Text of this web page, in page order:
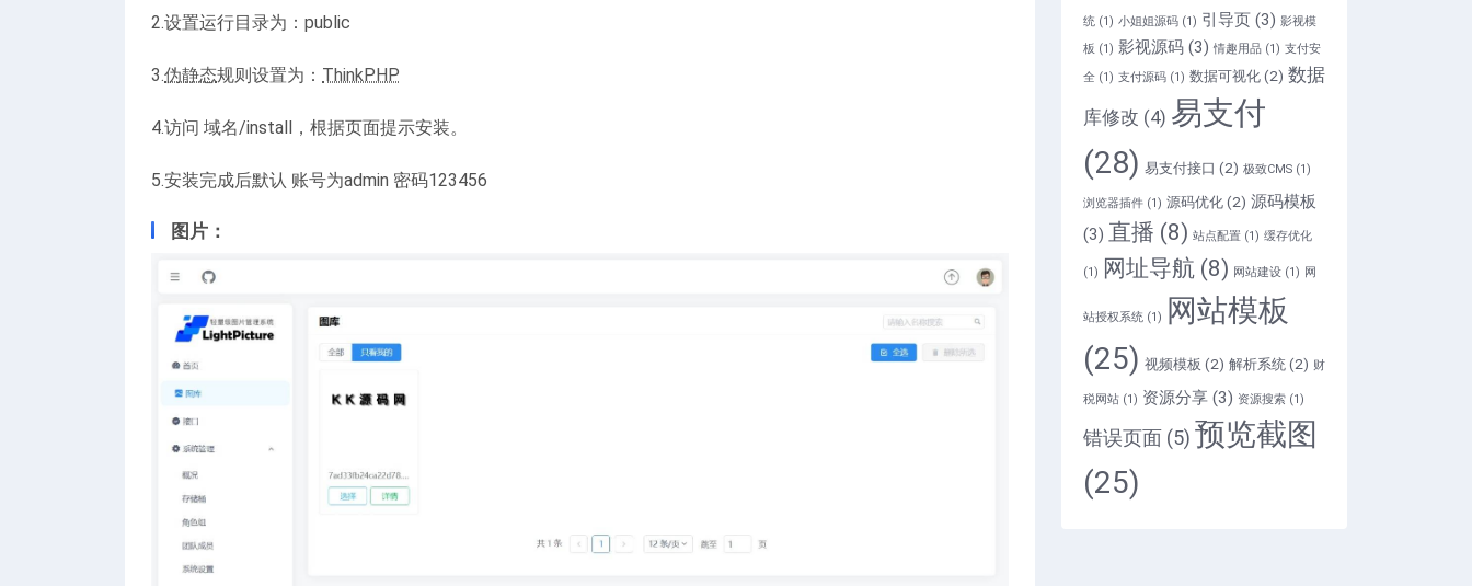
2.设置运行目录为：public
3.伪静态规则设置为： ThinkPHP
4.访问 域名/install，根据页面提示安装。
5.安装完成后默认 账号为admin 密码123456
图片：
统 (1) 小姐姐源码 (1) 引导页 (3) 影视模
板 (1) 影视源码 (3) 情趣用品 (1) 支付安
全 (1) 支付源码 (1) 数据可视化 (2) 数据
库修改 (4) 易支付
(28) 易支付接口 (2) 极致CMS (1)
浏览器插件 (1) 源码优化 (2) 源码模板
(3) 直播 (8) 站点配置 (1) 缓存优化
(1) 网址导航 (8) 网站建设 (1) 网
站授权系统 (1) 网站模板
(25) 视频模板 (2) 解析系统 (2) 财
税网站 (1) 资源分享 (3) 资源搜索 (1)
错误页面 (5) 预览截图
(25)